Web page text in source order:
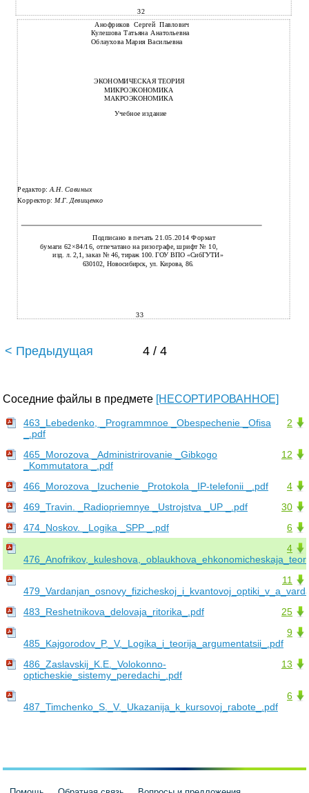
32
Анофриков Сергей Павлович
Кулешова Татьяна Анатольевна
Облаухова Мария Васильевна
ЭКОНОМИЧЕСКАЯ ТЕОРИЯ
МИКРОЭКОНОМИКА
МАКРОЭКОНОМИКА
Учебное издание
Редактор:А.Н. Савиных
Корректор: М.Г. Девищенко
Подписано в печать 21.05.2014 Формат
бумаги 62×84/16, отпечатано на ризографе, шрифт № 10,
изд. л. 2,1, заказ № 46, тираж 100. ГОУ ВПО «СибГУТИ»
630102, Новосибирск, ул. Кирова, 86.
33
< Предыдущая 4 / 4
Соседние файлы в предмете [НЕСОРТИРОВАННОЕ]
2
463_Lebedenko, _Programmnoe _Obespechenie _Ofisa
_.pdf
12
465_Morozova _Administrirovanie _Gibkogo
_Kommutatora _.pdf
4
466_Morozova _Izuchenie _Protokola _IP-telefonii _.pdf
30
469_Travin. _Radiopriemnye _Ustrojstva _UP _.pdf
6
474_Noskov. _Logika _SPP _.pdf
4
11
25
483_Reshetnikova_delovaja_ritorika_.pdf
9
485_Kajgorodov_P._V._Logika_i_teorija_argumentatsii_.pdf
13
486_Zaslavskij_K.E._Volokonno-
opticheskie_sistemy_peredachi_.pdf
6
487_Timchenko_S._V._Ukazanija_k_kursovoj_rabote_.pdf